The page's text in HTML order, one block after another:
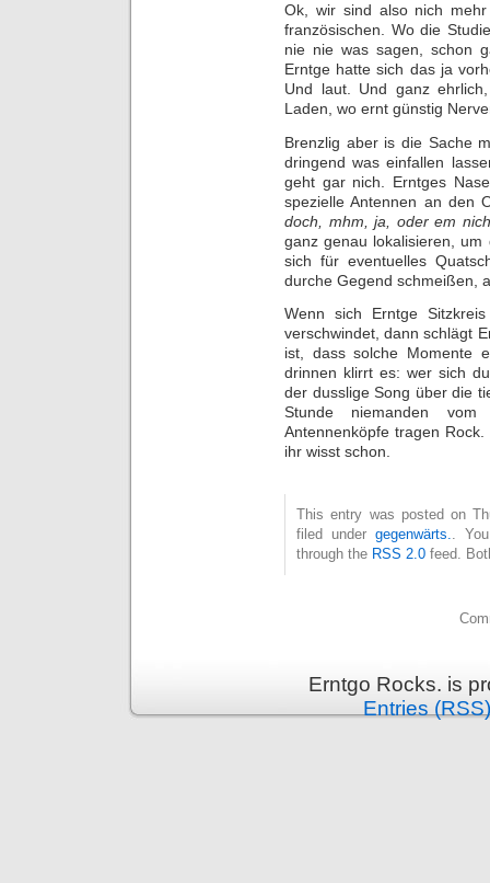
Ok, wir sind also nich
französischen. Wo die
nie nie was sagen, schon
Erntge hatte sich das ja
Und laut. Und ganz
Laden, wo ernt günstig
Brenzlig aber is die Sache
dringend was einfallen
geht gar nich. Erntges
spezielle Antennen an den
doch, mhm, ja, oder em nich
ganz genau lokalisieren,
sich für eventuelles
durche Gegend schmeißen,
Wenn sich Erntge
verschwindet, dann schlägt
ist, dass solche Momente
drinnen klirrt es: wer sich
der dusslige Song über die
Stunde niemanden
Antennenköpfe tragen
ihr wisst schon.
This entry was posted on
filed undergegenwärts..
through the RSS 2.0 feed.
Erntgo Rocks. is
Entries (RSS)